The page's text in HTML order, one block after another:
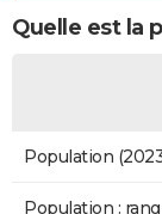
Quelle est la
Population
Population :